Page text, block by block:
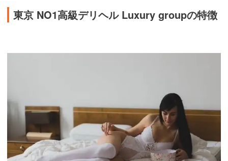
東京 NO1高級デリヘル Luxury groupの特徴